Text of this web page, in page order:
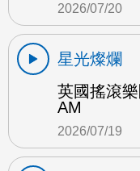
2026/07/20
星光燦爛
英國搖滾
AM
2026/07/19